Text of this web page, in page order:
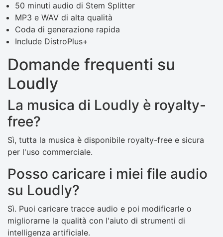
50 minuti audio di Stem Splitter
MP3 e WAV di alta qualità
Coda di generazione rapida
Include DistroPlus+
Domande frequenti su
Loudly
La musica di Loudly è royalty-
free?
Sì, tutta la musica è disponibile royalty-free e sicura
per l'uso commerciale.
Posso caricare i miei file audio
su Loudly?
Sì. Puoi caricare tracce audio e poi modificarle o
migliorarne la qualità con l'aiuto di strumenti di
intelligenza artificiale.